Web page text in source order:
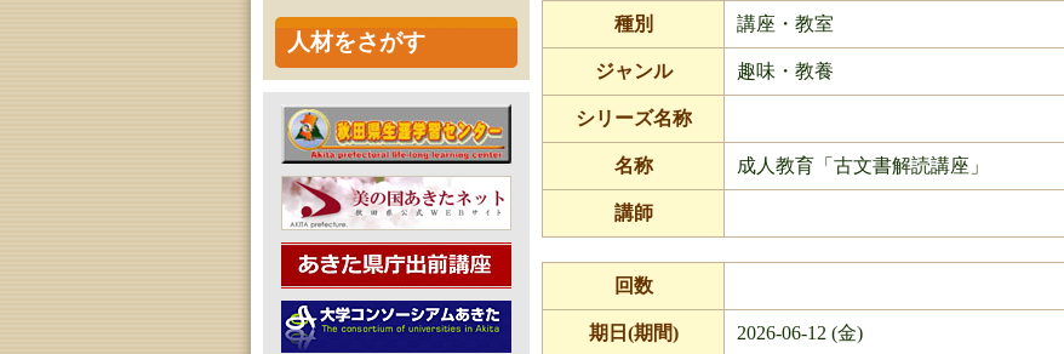
人材をさがす
種別 講座・教室
ジャンル 趣味・教養
シリーズ名称
名称 成人教育「古文書解読講座」
講師
回数
期日(期間) 2026-06-12 (金)